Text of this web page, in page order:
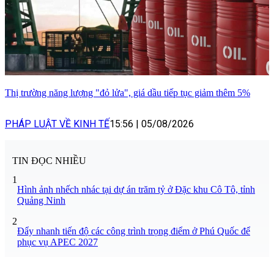
Thị trường năng lượng "đỏ lửa", giá dầu tiếp tục giảm thêm 5%
PHÁP LUẬT VỀ KINH TẾ15:56 | 05/08/2026
TIN ĐỌC NHIỀU
1
Hình ảnh nhếch nhác tại dự án trăm tỷ ở Đặc khu Cô Tô, tỉnh
Quảng Ninh
2
Đẩy nhanh tiến độ các công trình trọng điểm ở Phú Quốc để
phục vụ APEC 2027